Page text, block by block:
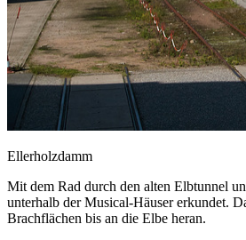
Ellerholzdamm
Mit dem Rad durch den alten Elbtunnel
unterhalb der Musical-Häuser erkundet.
Brachflächen bis an die Elbe heran.